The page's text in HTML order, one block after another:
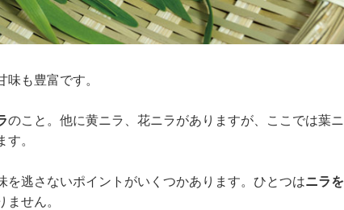
も豊富です。
のこと。他に黄ニラ、花ニラがありますが、ここでは葉ニ
。
を逃さないポイントがいくつかあります。ひとつはニラを
ません。